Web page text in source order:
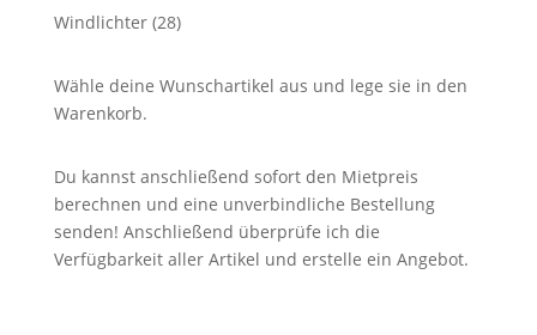
Produkte
Windlichter 2828
Wähle deine Wunschartikel aus und lege sie in den
Warenkorb.
Du kannst anschließend sofort den Mietpreis
berechnen und eine unverbindliche Bestellung
senden! Anschließend überprüfe ich die
Verfügbarkeit aller Artikel und erstelle ein Angebot.